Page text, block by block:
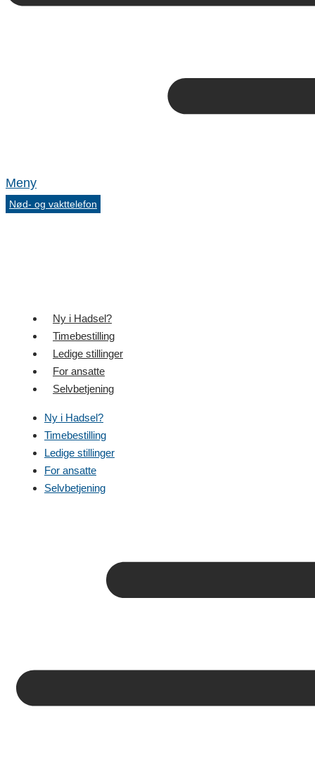
Meny
Nød- og vakttelefon
Ny i Hadsel?
Timebestilling
Ledige stillinger
For ansatte
Selvbetjening
Ny i Hadsel?
Timebestilling
Ledige stillinger
For ansatte
Selvbetjening